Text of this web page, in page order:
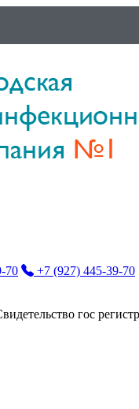
70 +7 (927) 445-39-70
гос